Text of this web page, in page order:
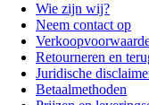
Wie zijn wij?
Neem contact op
Retourneren en
Juridische
Betaalmethoden